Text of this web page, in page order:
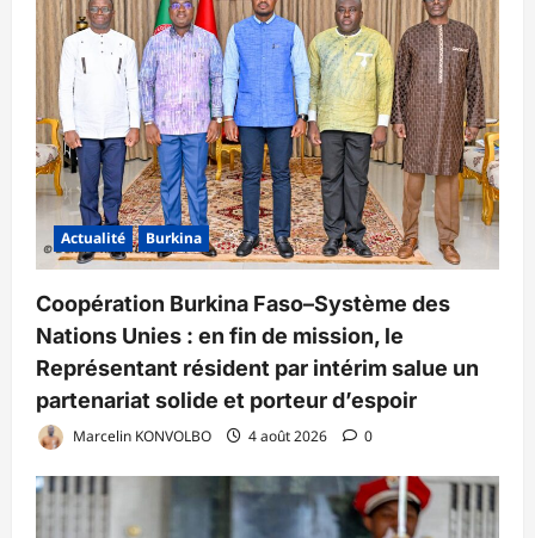
Actualité Burkina
Coopération Burkina Faso–Système des
Nations Unies : en fin de mission, le
Représentant résident par intérim salue un
partenariat solide et porteur d’espoir
Marcelin KONVOLBO 4 août 2026 0